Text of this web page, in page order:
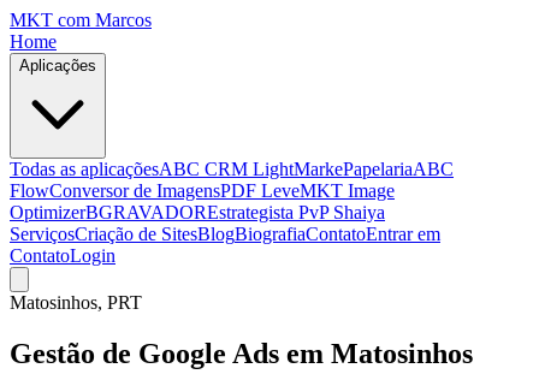
MKT com Marcos
Home
Aplicações
Todas as aplicaçõesABC CRM LightMarkePapelariaABC
FlowConversor de ImagensPDF LeveMKT Image
OptimizerBGRAVADOREstrategista PvP Shaiya
ServiçosCriação de SitesBlogBiografiaContatoEntrar em
ContatoLogin
Matosinhos, PRT
Gestão de Google Ads em Matosinhos